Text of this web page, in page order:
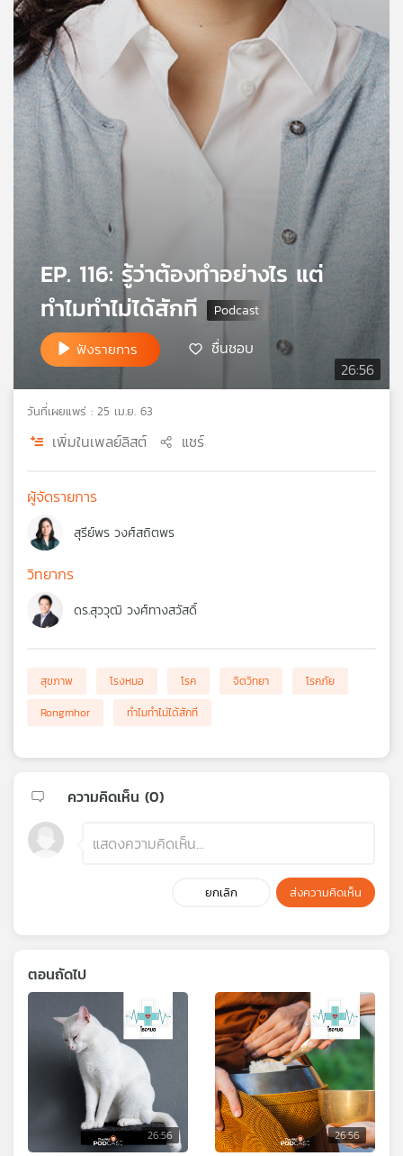
บทความ
ข่าว
และ
กิจกรรม
เกี่ยว
เรา
เครือ
เอส
แผนที่
วิทยุ
เครือ
ข่าย
26:56
EP. 116: รู้ว่าต้องทำอย่างไร แต่
ทำไมทำไม่ได้สักที
ฟังรายการ ชื่นชอบ
วันที่เผยแพร่ : 25 เม.ย. 63
เพิ่มในเพลย์ลิสต์ แชร์
ผู้จัดรายการ
สุรีย์พร วงศ์สถิตพร
วิทยากร
ดร.สุววุฒิ วงศ์ทางสวัสดิ์
สุขภาพ โรงหมอ โรค จิตวิทยา
โรคภัย
Rongmhor
ทำไมทำไม่ได้สักที
ความคิดเห็น (0)
ยกเลิก ส่งความคิดเห็น
ตอนถัดไป
26:56 26:56